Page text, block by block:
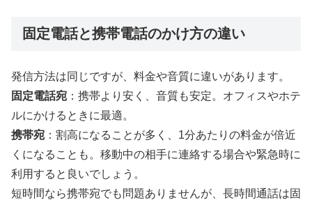
固定電話と携帯電話のかけ方の違い
発信方法は同じですが、料金や音質に違いがあります。
固定電話宛 ：携帯より安く、音質も安定。オフィスやホテ
ルにかけるときに最適。
携帯宛 ：割高になることが多く、1分あたりの料金が倍近
くになることも。移動中の相手に連絡する場合や緊急時に
利用すると良いでしょう。
短時間なら携帯宛でも問題ありませんが、長時間通話は固